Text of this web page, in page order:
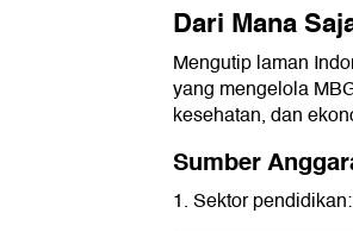
Dari Mana
Mengutip laman
yang mengelola
kesehatan, dan
Sumber
1. Sektor